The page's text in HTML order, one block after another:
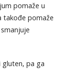
pomaže u
takođe pomaže
pa ga